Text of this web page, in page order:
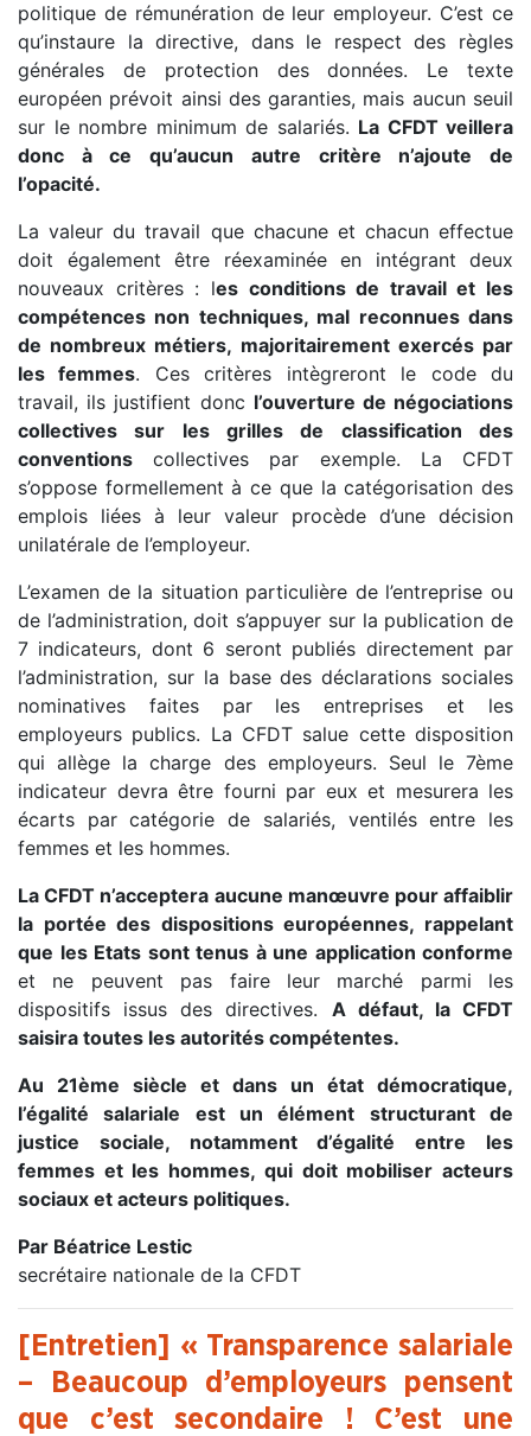
politique de rémunération de leur employeur. C’est ce
qu’instaure la directive, dans le respect des règles
générales de protection des données. Le texte
européen prévoit ainsi des garanties, mais aucun seuil
sur le nombre minimum de salariés. La CFDT veillera
donc à ce qu’aucun autre critère n’ajoute de
l’opacité.
La valeur du travail que chacune et chacun effectue
doit également être réexaminée en intégrant deux
nouveaux critères : les conditions de travail et les
compétences non techniques, mal reconnues dans
de nombreux métiers, majoritairement exercés par
les femmes. Ces critères intègreront le code du
travail, ils justifient donc l’ouverture de négociations
collectives sur les grilles de classification des
conventions collectives par exemple. La CFDT
s’oppose formellement à ce que la catégorisation des
emplois liées à leur valeur procède d’une décision
unilatérale de l’employeur.
L’examen de la situation particulière de l’entreprise ou
de l’administration, doit s’appuyer sur la publication de
7 indicateurs, dont 6 seront publiés directement par
l’administration, sur la base des déclarations sociales
nominatives faites par les entreprises et les
employeurs publics. La CFDT salue cette disposition
qui allège la charge des employeurs. Seul le 7ème
indicateur devra être fourni par eux et mesurera les
écarts par catégorie de salariés, ventilés entre les
femmes et les hommes.
La CFDT n’acceptera aucune manœuvre pour affaiblir
la portée des dispositions européennes, rappelant
que les Etats sont tenus à une application conforme
et ne peuvent pas faire leur marché parmi les
dispositifs issus des directives. A défaut, la CFDT
saisira toutes les autorités compétentes.
Au 21ème siècle et dans un état démocratique,
l’égalité salariale est un élément structurant de
justice sociale, notamment d’égalité entre les
femmes et les hommes, qui doit mobiliser acteurs
sociaux et acteurs politiques.
Par Béatrice Lestic
secrétaire nationale de la CFDT
[Entretien] « Transparence salariale
– Beaucoup d’employeurs pensent
que c’est secondaire ! C’est une